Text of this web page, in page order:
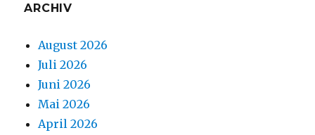
ARCHIV
August 2026
Juli 2026
Juni 2026
Mai 2026
April 2026